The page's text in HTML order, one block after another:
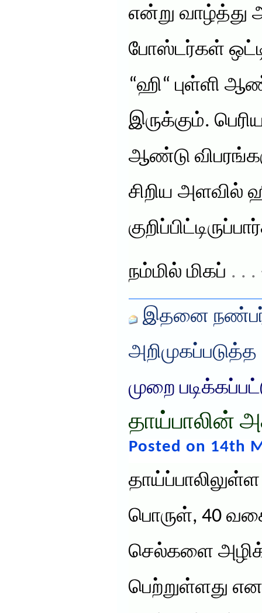
என்று வாழ்த்து
போஸ்டர்கள்
“ஹி“ புள்ளி
இருக்கும்.
ஆண்டு
சிறிய அளவில்
நம்மில் மிகப் . .
இதனை
அறிமுகப்படுத்த
முறை
தாய்பாலின்
Posted on 14th
பொருள், 40
செல்களை
பெற்றுள்ளது